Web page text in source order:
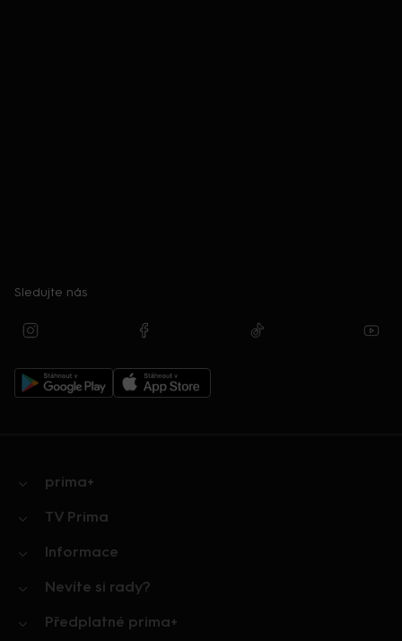
Sledujte nás
prima+
TV Prima
Informace
Nevíte si rady?
Předplatné prima+